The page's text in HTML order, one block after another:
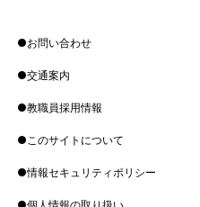
お問い合わせ
交通案内
教職員採用情報
このサイトについて
情報セキュリティポリシー